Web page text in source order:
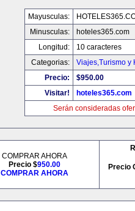
Mayusculas:
Minusculas:
hoteles365.com
Longitud:
10 caracteres
Categorias:
Viajes,Turismo y
Precio:
$950.00
Visitar!
hoteles365.com
Serán consideradas
COMPRAR AHORA
Precio $950.00
COMPRAR AHORA
Precio